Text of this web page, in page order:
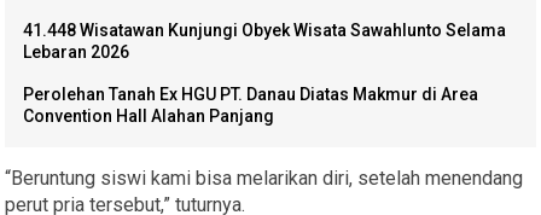
41.448 Wisatawan Kunjungi Obyek Wisata Sawahlunto Selama
Lebaran 2026
Perolehan Tanah Ex HGU PT. Danau Diatas Makmur di Area
Convention Hall Alahan Panjang
“Beruntung siswi kami bisa melarikan diri, setelah menendang
perut pria tersebut,” tuturnya.